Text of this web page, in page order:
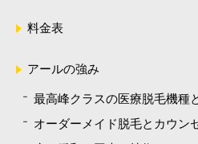
料金表
アールの強み
最高峰クラスの医療脱毛機種
オーダーメイド脱毛とカウン